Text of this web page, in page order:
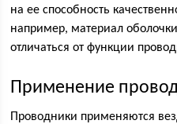
на ее способность
например, материал
отличаться от функции
Применение
Проводники применяются